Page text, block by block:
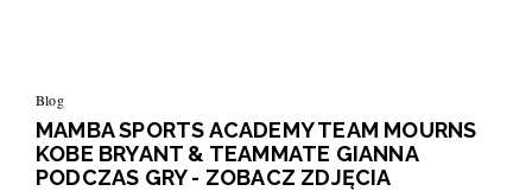
Blog
MAMBA SPORTS ACADEMY TEAM MOURNS
KOBE BRYANT & TEAMMATE GIANNA
PODCZAS GRY - ZOBACZ ZDJĘCIA